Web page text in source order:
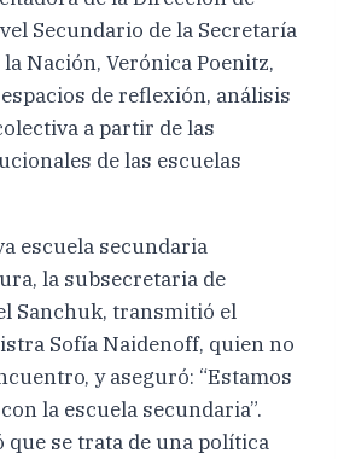
Secundario de la Secretaría
Nación, Verónica Poenitz,
de reflexión, análisis
a partir de las
de las escuelas
escuela secundaria
la subsecretaria de
Sanchuk, transmitió el
Sofía Naidenoff, quien no
y aseguró: “Estamos
la escuela secundaria”.
que se trata de una política